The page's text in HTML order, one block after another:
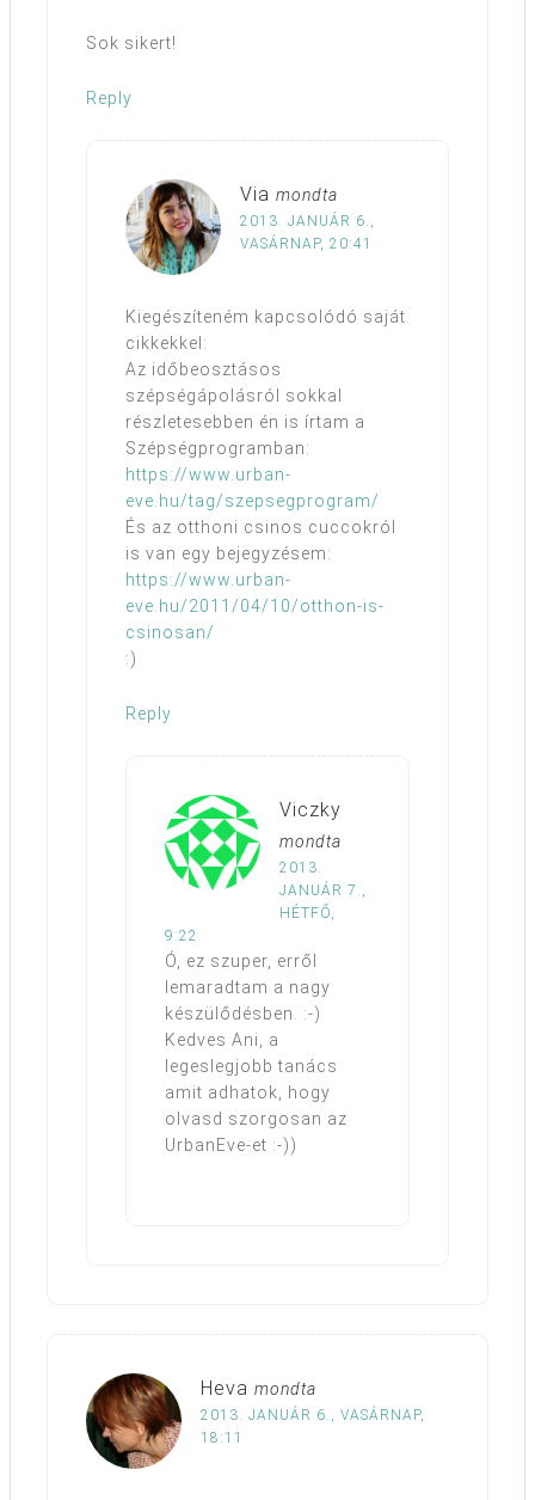
Sok sikert!
Reply
Via mondta
2013. JANUÁR 6.,
VASÁRNAP, 20:41
Kiegészíteném kapcsolódó saját
cikkekkel:
Az időbeosztásos
szépségápolásról sokkal
részletesebben én is írtam a
Szépségprogramban:
https://www.urban-
eve.hu/tag/szepsegprogram/
És az otthoni csinos cuccokról
is van egy bejegyzésem:
https://www.urban-
eve.hu/2011/04/10/otthon-is-
csinosan/
:)
Reply
Viczky
mondta
2013.
JANUÁR 7.,
HÉTFŐ,
9:22
Ó, ez szuper, erről
lemaradtam a nagy
készülődésben. :-)
Kedves Ani, a
legeslegjobb tanács
amit adhatok, hogy
olvasd szorgosan az
UrbanEve-et :-))
Heva mondta
2013. JANUÁR 6., VASÁRNAP,
18:11